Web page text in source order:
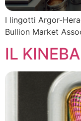
I lingotti Argor-
Bullion Market
IL